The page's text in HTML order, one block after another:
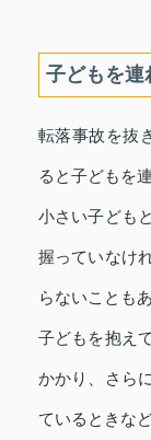
子どもを連
転落事故を抜
ると子どもを
小さい子ども
握っていなけ
らないことも
子どもを抱え
かかり、さら
ているときな